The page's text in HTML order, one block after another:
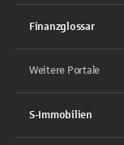
Finanzglossar
Weitere Portale
S-Immobilien